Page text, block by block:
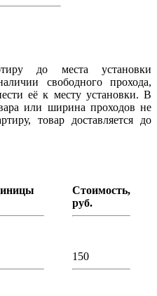
до места установки
свободного прохода,
её к месту установки. В
или ширина проходов не
товар доставляется до
Стоимость,
руб.
150